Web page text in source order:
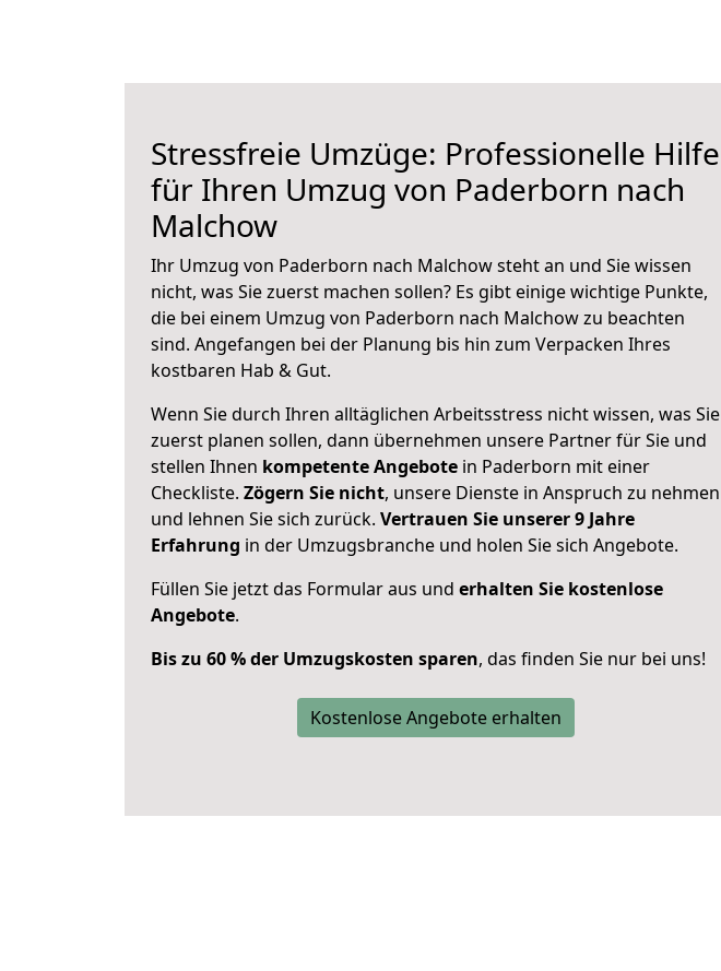
Stressfreie Umzüge: Professionelle Hilfe
für Ihren Umzug von Paderborn nach
Malchow
Ihr Umzug von Paderborn nach Malchow steht an und Sie wissen
nicht, was Sie zuerst machen sollen? Es gibt einige wichtige Punkte,
die bei einem Umzug von Paderborn nach Malchow zu beachten
sind. Angefangen bei der Planung bis hin zum Verpacken Ihres
kostbaren Hab & Gut.
Wenn Sie durch Ihren alltäglichen Arbeitsstress nicht wissen, was Sie
zuerst planen sollen, dann übernehmen unsere Partner für Sie und
stellen Ihnen kompetente Angebote in Paderborn mit einer
Checkliste. Zögern Sie nicht, unsere Dienste in Anspruch zu nehmen
und lehnen Sie sich zurück. Vertrauen Sie unserer 9 Jahre
Erfahrung in der Umzugsbranche und holen Sie sich Angebote.
Füllen Sie jetzt das Formular aus und erhalten Sie kostenlose
Angebote.
Bis zu 60 % der Umzugskosten sparen, das finden Sie nur bei uns!
Kostenlose Angebote erhalten